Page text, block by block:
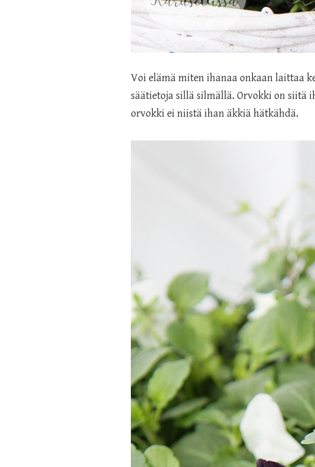
Voi elämä miten ihanaa onkaan laittaa
säätietoja sillä silmällä. Orvokki on siitä
orvokki ei niistä ihan äkkiä hätkähdä.